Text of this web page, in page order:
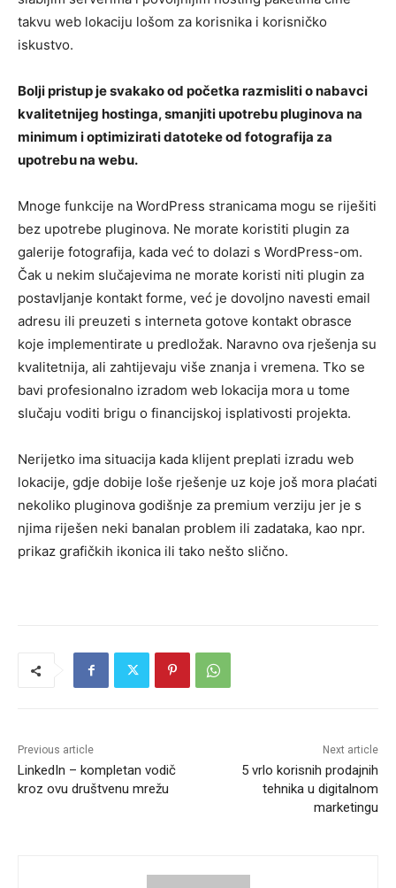
takvu web lokaciju lošom za korisnika i korisničko
iskustvo.
Bolji pristup je svakako od početka razmisliti o nabavci
kvalitetnijeg hostinga, smanjiti upotrebu pluginova na
minimum i optimizirati datoteke od fotografija za
upotrebu na webu.
Mnoge funkcije na WordPress stranicama mogu se riješiti
bez upotrebe pluginova. Ne morate koristiti plugin za
galerije fotografija, kada već to dolazi s WordPress-om.
Čak u nekim slučajevima ne morate koristi niti plugin za
postavljanje kontakt forme, već je dovoljno navesti email
adresu ili preuzeti s interneta gotove kontakt obrasce
koje implementirate u predložak. Naravno ova rješenja su
kvalitetnija, ali zahtijevaju više znanja i vremena. Tko se
bavi profesionalno izradom web lokacija mora u tome
slučaju voditi brigu o financijskoj isplativosti projekta.
Nerijetko ima situacija kada klijent preplati izradu web
lokacije, gdje dobije loše rješenje uz koje još mora plaćati
nekoliko pluginova godišnje za premium verziju jer je s
njima riješen neki banalan problem ili zadataka, kao npr.
prikaz grafičkih ikonica ili tako nešto slično.
Previous article
LinkedIn – kompletan vodič
kroz ovu društvenu mrežu
Next article
5 vrlo korisnih prodajnih
tehnika u digitalnom
marketingu